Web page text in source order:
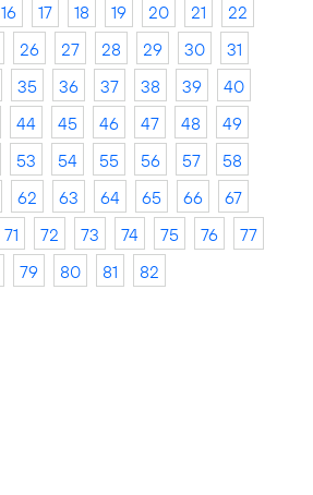
16 17 18 19 20 21
22
26 27 28 29 30
31
35 36 37 38 39
40
44 45 46 47 48
49
53 54 55 56 57
58
62 63 64 65 66
67
71 72 73 74 75 76
77
79 80 81 82